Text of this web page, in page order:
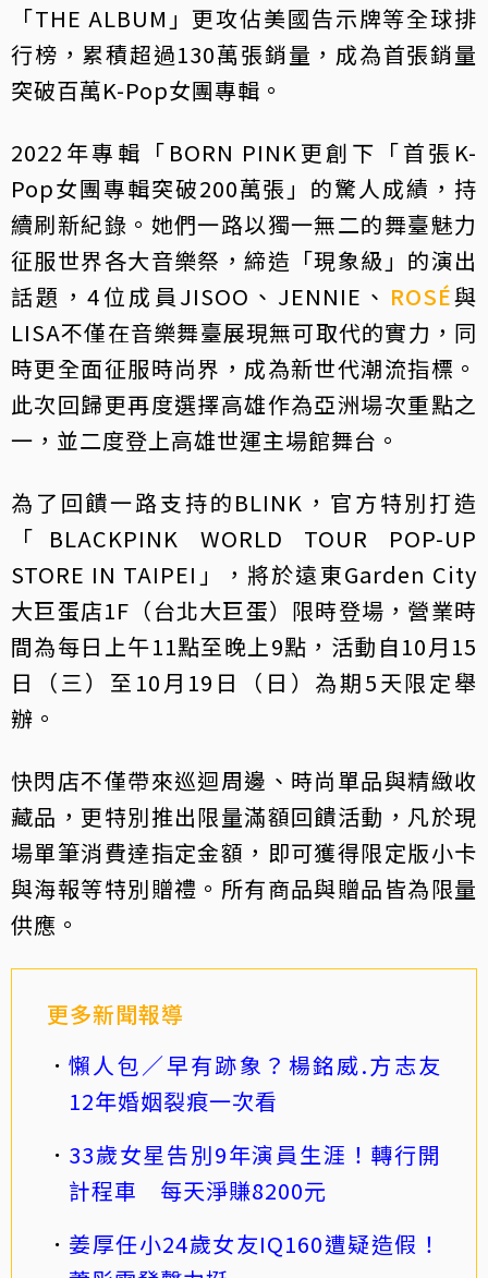
「THE ALBUM」更攻佔美國告示牌等全球排
行榜，累積超過130萬張銷量，成為首張銷量
突破百萬K-Pop女團專輯。
2022年專輯「BORN PINK更創下「首張K-
Pop女團專輯突破200萬張」的驚人成績，持
續刷新紀錄。她們一路以獨一無二的舞臺魅力
征服世界各大音樂祭，締造「現象級」的演出
話題，4位成員JISOO、JENNIE、 ROSÉ與
LISA不僅在音樂舞臺展現無可取代的實力，同
時更全面征服時尚界，成為新世代潮流指標。
此次回歸更再度選擇高雄作為亞洲場次重點之
一，並二度登上高雄世運主場館舞台。
為了回饋一路支持的BLINK，官方特別打造
「BLACKPINK WORLD TOUR POP-UP
STORE IN TAIPEI」，將於遠東Garden City
大巨蛋店1F（台北大巨蛋）限時登場，營業時
間為每日上午11點至晚上9點，活動自10月15
日（三）至10月19日（日）為期5天限定舉
辦。
快閃店不僅帶來巡迴周邊、時尚單品與精緻收
藏品，更特別推出限量滿額回饋活動，凡於現
場單筆消費達指定金額，即可獲得限定版小卡
與海報等特別贈禮。所有商品與贈品皆為限量
供應。
更多新聞報導
懶人包／早有跡象？楊銘威.方志友
12年婚姻裂痕一次看
33歲女星告別9年演員生涯！轉行開
計程車 每天淨賺8200元
姜厚任小24歲女友IQ160遭疑造假！